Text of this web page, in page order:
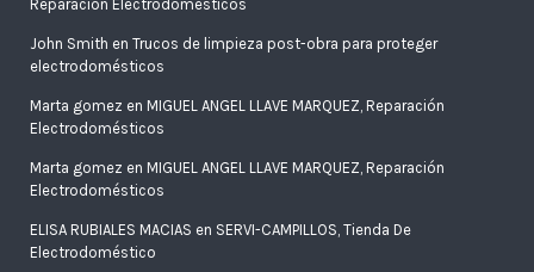
Reparación Electrodomésticos
John Smith en Trucos de limpieza post-obra para proteger
electrodomésticos
Marta gomez en MIGUEL ANGEL LLAVE MARQUEZ, Reparación
Electrodomésticos
Marta gomez en MIGUEL ANGEL LLAVE MARQUEZ, Reparación
Electrodomésticos
ELISA RUBIALES MACIAS en SERVI-CAMPILLOS, Tienda De
Electrodoméstico